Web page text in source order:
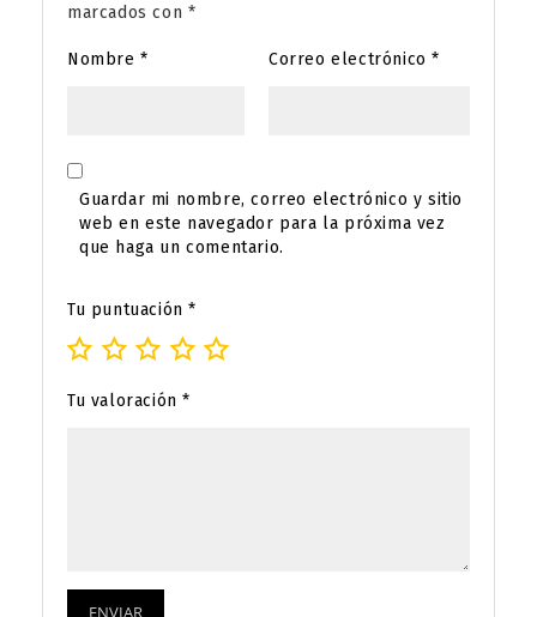
marcados con *
Nombre* Correo electrónico*
Guardar mi nombre, correo electrónico y sitio
web en este navegador para la próxima vez
que haga un comentario.
Tu puntuación*
Tu valoración*